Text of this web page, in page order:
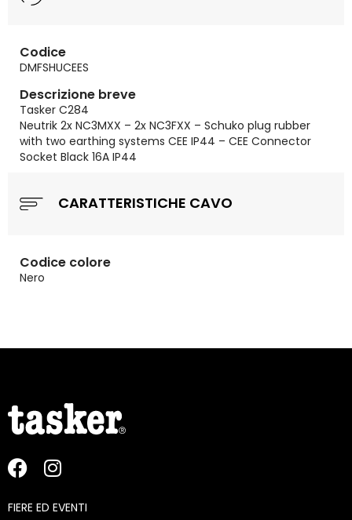
Codice
DMFSHUCEES
Descrizione breve
Tasker C284
Neutrik 2x NC3MXX – 2x NC3FXX – Schuko plug rubber
with two earthing systems CEE IP44 – CEE Connector
Socket Black 16A IP44
CARATTERISTICHE CAVO
Codice colore
Nero
FIERE ED EVENTI